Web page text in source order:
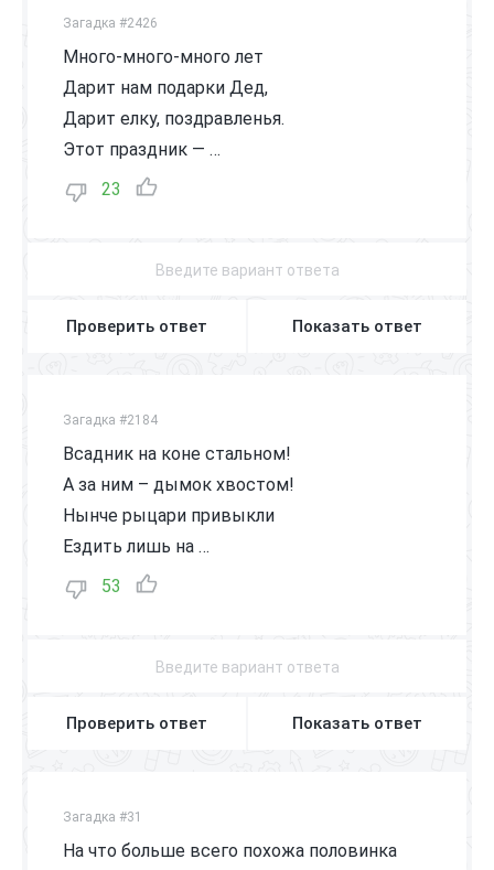
Загадка #2426
Много-много-много лет
Дарит нам подарки Дед,
Дарит елку, поздравленья.
Этот праздник — …
23
Проверить ответ Показать ответ
Загадка #2184
Всадник на коне стальном!
А за ним – дымок хвостом!
Нынче рыцари привыкли
Ездить лишь на …
53
Проверить ответ Показать ответ
Загадка #31
На что больше всего похожа половинка